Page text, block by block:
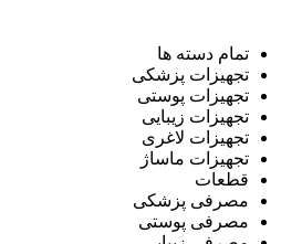
تمام دسته ها
تجهیزات پزشکی
تجهیزات پوستی
تجهیزات زیبایی
تجهیزات لاغری
تجهیزات ماساژ
قطعات
مصرفی پزشکی
مصرفی پوستی